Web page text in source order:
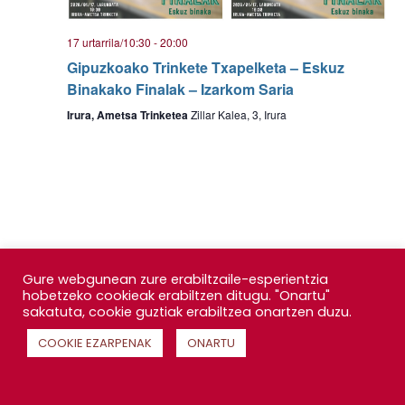
17 urtarrila/10:30 -20:00
Gipuzkoako Trinkete Txapelketa – Eskuz
Binakako Finalak – Izarkom Saria
Irura, Ametsa Trinketea Zillar Kalea, 3, Irura
Gure webgunean zure erabiltzaile-esperientzia
hobetzeko cookieak erabiltzen ditugu. "Onartu"
sakatuta, cookie guztiak erabiltzea onartzen duzu.
COOKIE EZARPENAK ONARTU